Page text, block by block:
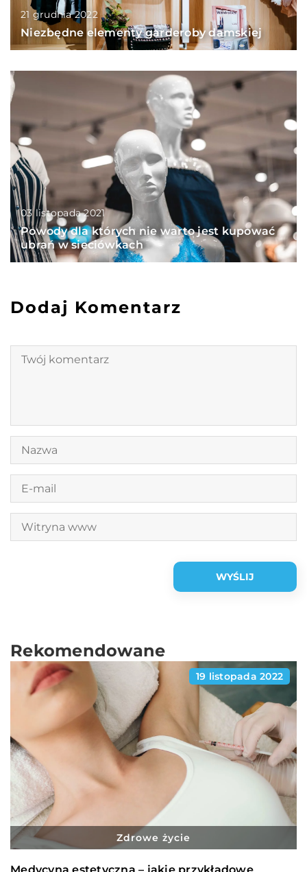
21 grudnia 2022
Niezbędne elementy garderoby damskiej
03 listopada 2021
Powody dla których nie warto jest kupować
ubrań w sieciówkach
Dodaj Komentarz
Rekomendowane
19 listopada 2022
Zdrowe życie